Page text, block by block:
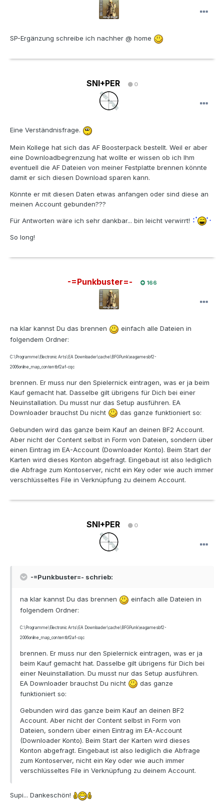
SP-Ergänzung schreibe ich nachher @ home
SNI+PER 0
Eine Verständnisfrage.
Mein Kollege hat sich das AF Boosterpack bestellt. Weil er aber
eine Downloadbegrenzung hat wollte er wissen ob ich Ihm
eventuell die AF Dateien von meiner Festplatte brennen könnte
damit er sich diesen Download sparen kann.
Könnte er mit diesen Daten etwas anfangen oder sind diese an
meinen Account gebunden???
Für Antworten wäre ich sehr dankbar... bin leicht verwirrt!
So long!
-=Punkbuster=- 166
na klar kannst Du das brennen
einfach alle Dateien in
folgendem Ordner:
C:\Programme\Electronic Arts\EA Downloader\cache\BFGPunk\eagamesbf2-
2006online_map_contentbf2af-cqc
brennen. Er muss nur den Spielernick eintragen, was er ja beim
Kauf gemacht hat. Dasselbe gilt übrigens für Dich bei einer
Neuinstallation. Du musst nur das Setup ausführen. EA
Downloader brauchst Du nicht
das ganze funktioniert so:
Gebunden wird das ganze beim Kauf an deinen BF2 Account.
Aber nicht der Content selbst in Form von Dateien, sondern über
einen Eintrag im EA-Account (Downloader Konto). Beim Start der
Karten wird dieses Konton abgefragt. Eingebaut ist also lediglich
die Abfrage zum Kontoserver, nicht ein Key oder wie auch immer
verschlüsseltes File in Verknüpfung zu deinem Account.
SNI+PER 0
-=Punkbuster=- schrieb:
na klar kannst Du das brennen
einfach alle Dateien in
folgendem Ordner:
C:\Programme\Electronic Arts\EA Downloader\cache\BFGPunk\eagamesbf2-
2006online_map_contentbf2af-cqc
brennen. Er muss nur den Spielernick eintragen, was er ja
beim Kauf gemacht hat. Dasselbe gilt übrigens für Dich bei
einer Neuinstallation. Du musst nur das Setup ausführen.
EA Downloader brauchst Du nicht
das ganze
funktioniert so:
Gebunden wird das ganze beim Kauf an deinen BF2
Account. Aber nicht der Content selbst in Form von
Dateien, sondern über einen Eintrag im EA-Account
(Downloader Konto). Beim Start der Karten wird dieses
Konton abgefragt. Eingebaut ist also lediglich die Abfrage
zum Kontoserver, nicht ein Key oder wie auch immer
verschlüsseltes File in Verknüpfung zu deinem Account.
Supi... Dankeschön!